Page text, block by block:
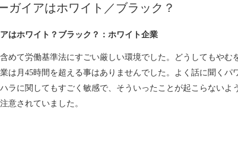
ガイアはホワイト／ブラック？
はホワイト？ブラック？：ホワイト企業
めて労働基準法にすごい厳しい環境でした。どうしてもやむ
は月45時間を超える事はありませんでした。よく話に聞くパ
ラに関してもすごく敏感で、そういったことが起こらないよ
意されていました。